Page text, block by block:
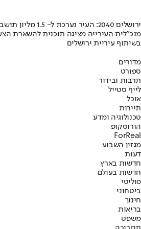
ירושלים 2040: העיר נערכת ל- 1.5 מליון תושבים
מנכ"לית העירייה מציגה תוכנית להשארת
בשיתוף עיריית ירושלים
מדורים
ספורט
תרבות ובידור
לייף סטייל
אוכל
תיירות
טכנולוגיה ומדע
הורוסקופ
ForReal
מגזין השבוע
דעות
חדשות בארץ
חדשות בעולם
פוליטי
ביטחוני
חינוך
בריאות
משפט